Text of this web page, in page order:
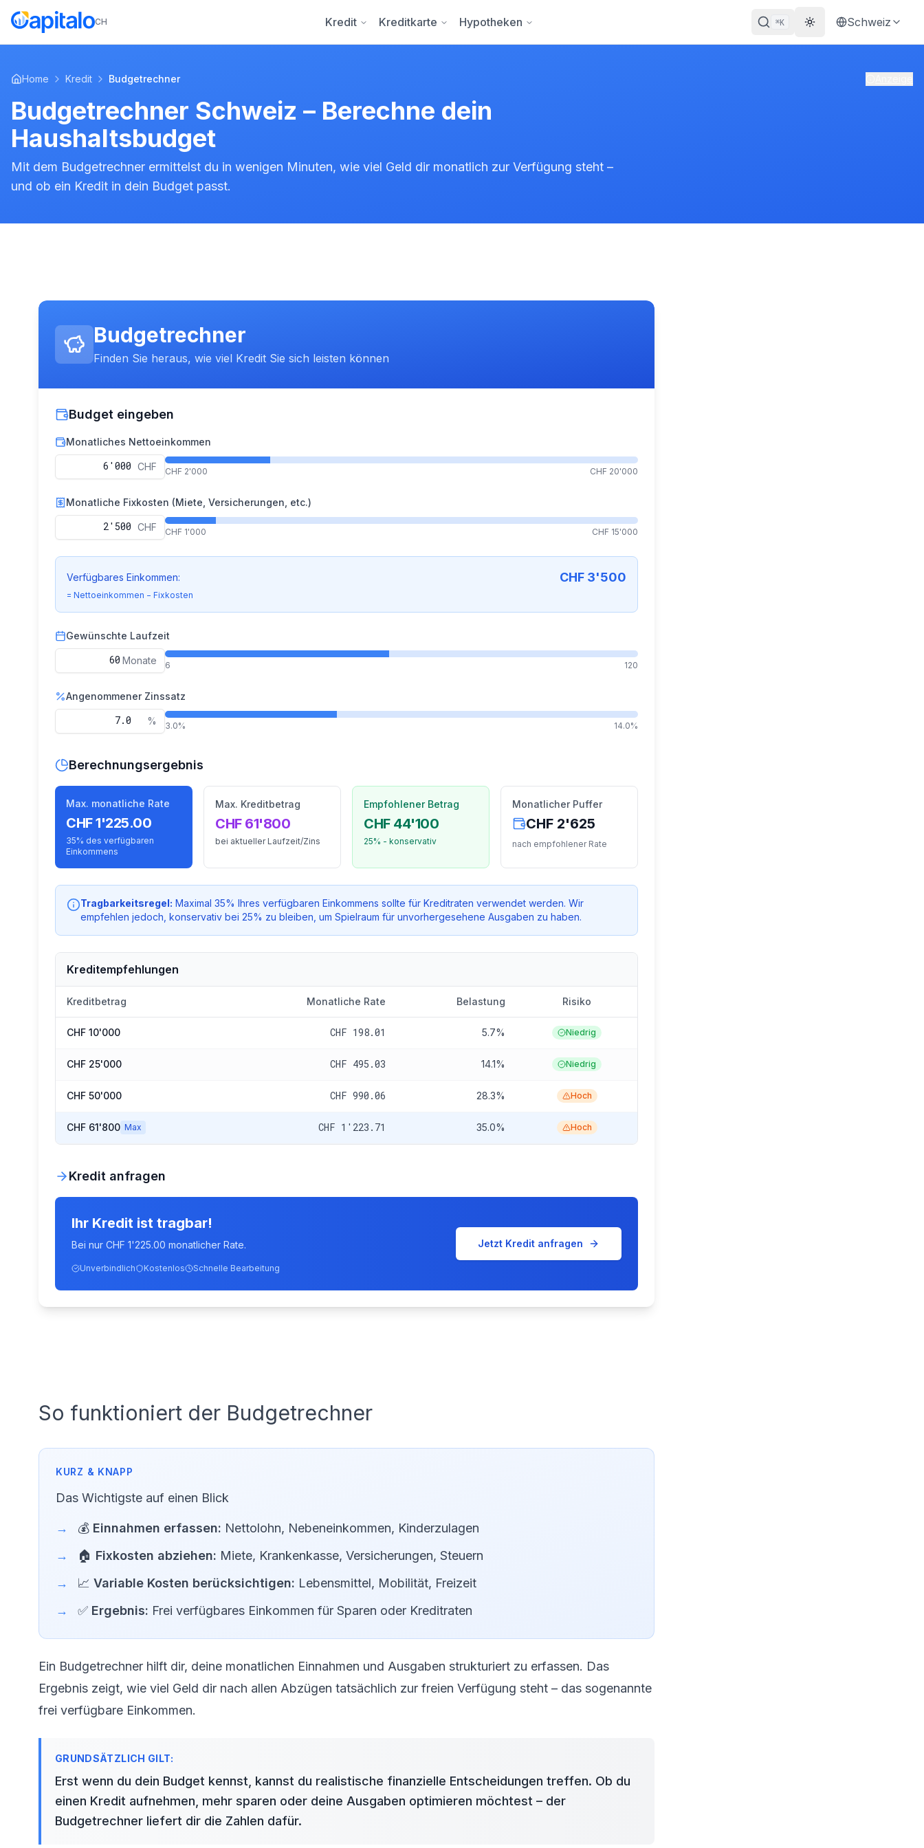
CH Kredit Kreditkarte Hypotheken ⌘K Theme wechseln
Schweiz
Home Kredit Budgetrechner
Budgetrechner Schweiz – Berechne dein
Haushaltsbudget
Mit dem Budgetrechner ermittelst du in wenigen Minuten, wie viel Geld dir monatlich zur Verfügung steht –
und ob ein Kredit in dein Budget passt.
Budgetrechner
Finden Sie heraus, wie viel Kredit Sie sich leisten können
Budget eingeben
Monatliches Nettoeinkommen
CHF CHF 2'000 CHF 20'000
Monatliche Fixkosten (Miete, Versicherungen, etc.)
CHF CHF 1'000 CHF 15'000
Verfügbares Einkommen: CHF 3'500
= Nettoeinkommen − Fixkosten
Gewünschte Laufzeit
Monate 6 120
Angenommener Zinssatz
% 3.0% 14.0%
Berechnungsergebnis
Max. monatliche Rate
CHF 1'225.00
35% des verfügbaren
Einkommens
Max. Kreditbetrag
CHF 61'800
bei aktueller Laufzeit/Zins
Empfohlener Betrag
CHF 44'100
25% - konservativ
Monatlicher Puffer
CHF 2'625
nach empfohlener Rate
Tragbarkeitsregel: Maximal 35% Ihres verfügbaren Einkommens sollte für Kreditraten verwendet werden. Wir
empfehlen jedoch, konservativ bei 25% zu bleiben, um Spielraum für unvorhergesehene Ausgaben zu haben.
Kreditempfehlungen
Kreditbetrag Monatliche Rate Belastung Risiko
CHF 10'000 CHF 198.01 5.7% Niedrig
CHF 25'000 CHF 495.03 14.1% Niedrig
CHF 50'000 CHF 990.06 28.3% Hoch
CHF 61'800 Max CHF 1'223.71 35.0% Hoch
Kredit anfragen
Ihr Kredit ist tragbar!
Bei nur CHF 1'225.00 monatlicher Rate.
Unverbindlich Kostenlos Schnelle Bearbeitung
Jetzt Kredit anfragen
So funktioniert der Budgetrechner
Das Wichtigste auf einen Blick
💰 Einnahmen erfassen: Nettolohn, Nebeneinkommen, Kinderzulagen
🏠 Fixkosten abziehen: Miete, Krankenkasse, Versicherungen, Steuern
📈 Variable Kosten berücksichtigen: Lebensmittel, Mobilität, Freizeit
✅ Ergebnis: Frei verfügbares Einkommen für Sparen oder Kreditraten
Ein Budgetrechner hilft dir, deine monatlichen Einnahmen und Ausgaben strukturiert zu erfassen. Das
Ergebnis zeigt, wie viel Geld dir nach allen Abzügen tatsächlich zur freien Verfügung steht – das sogenannte
frei verfügbare Einkommen.
Erst wenn du dein Budget kennst, kannst du realistische finanzielle Entscheidungen treffen. Ob du
einen Kredit aufnehmen, mehr sparen oder deine Ausgaben optimieren möchtest – der
Budgetrechner liefert dir die Zahlen dafür.